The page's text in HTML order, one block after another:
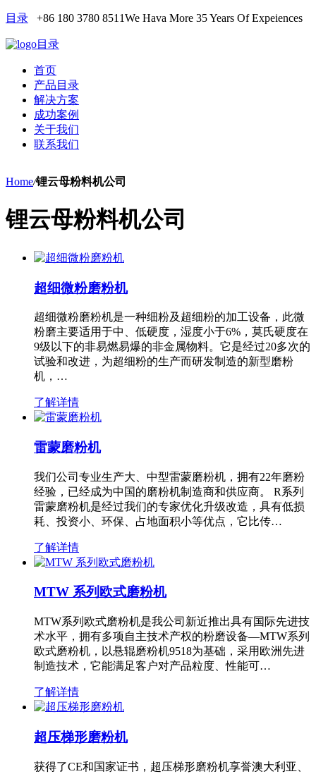
目录 +86 180 3780 8511We Hava More 35 Years Of Expeiences
目录
首页
产品目录
解决方案
成功案例
关于我们
联系我们
Home/锂云母粉料机公司
锂云母粉料机公司
超细微粉磨粉机
超细微粉磨粉机是一种细粉及超细粉的加工设备，此微
粉磨主要适用于中、低硬度，湿度小于6%，莫氏硬度在
9级以下的非易燃易爆的非金属物料。它是经过20多次的
试验和改进，为超细粉的生产而研发制造的新型磨粉
机，…
了解详情
雷蒙磨粉机
我们公司专业生产大、中型雷蒙磨粉机，拥有22年磨粉
经验，已经成为中国的磨粉机制造商和供应商。 R系列
雷蒙磨粉机是经过我们的专家优化升级改造，具有低损
耗、投资小、环保、占地面积小等优点，它比传…
了解详情
MTW 系列欧式磨粉机
MTW系列欧式磨粉机是我公司新近推出具有国际先进技
术水平，拥有多项自主技术产权的粉磨设备—MTW系列
欧式磨粉机，以悬辊磨粉机9518为基础，采用欧洲先进
制造技术，它能满足客户对产品粒度、性能可…
了解详情
超压梯形磨粉机
获得了CE和国家证书，超压梯形磨粉机享誉澳大利亚、